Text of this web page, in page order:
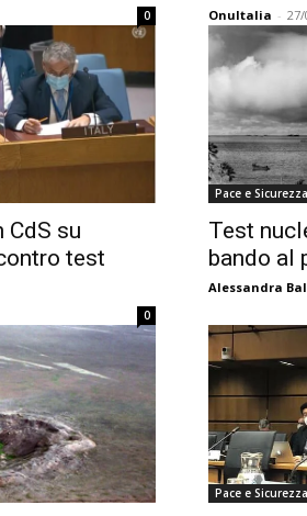
0 OnuItalia - 27/
CdS su
test
0
Pace e Sicurezza
Test
bando al
Alessandra
Pace e Sicurezza